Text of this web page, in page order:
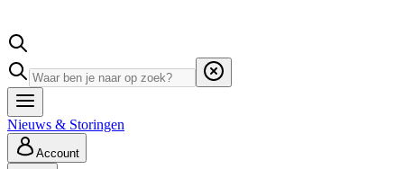
Nieuws & Storingen
Account